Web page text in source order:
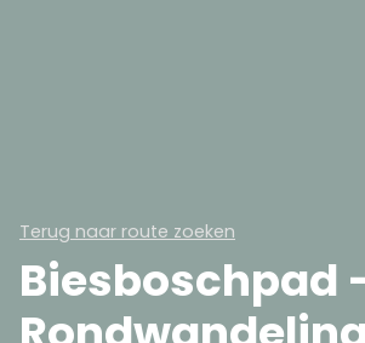
Terug naar route zoeken
Biesboschpad